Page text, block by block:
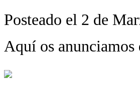
Posteado el 2 de
Aquí os anunciamos